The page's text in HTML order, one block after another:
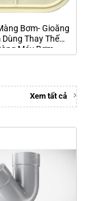
Bơm- Gioăng
Thay Thế
Máy Bơm
Xem tất cả